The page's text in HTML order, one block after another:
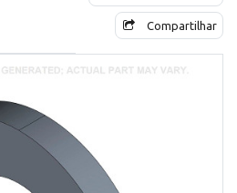
Compartilhar